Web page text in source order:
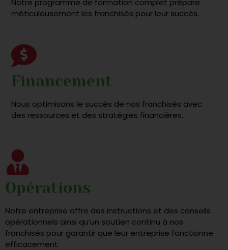
Notre programme de formation complet prépare
méticuleusement les franchisés pour leur succès.
Financement
Nous optimisons le succès de nos franchisés avec
des ressources et des stratégies financières.
Opérations
Notre entreprise offre des instructions et des conseils
opérationnels ainsi qu’un soutien continu à nos
franchisés pour garantir que leur entreprise fonctionne
efficacement.